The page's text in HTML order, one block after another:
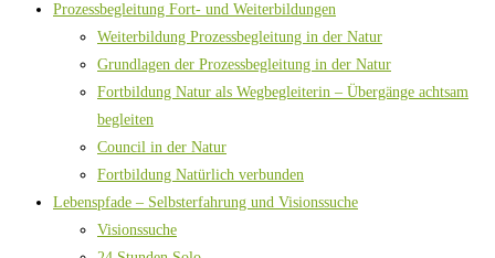
Prozessbegleitung Fort- und Weiterbildungen
Weiterbildung Prozessbegleitung in der Natur
Grundlagen der Prozessbegleitung in der Natur
Fortbildung Natur als Wegbegleiterin – Übergänge achtsam
begleiten
Council in der Natur
Fortbildung Natürlich verbunden
Lebenspfade – Selbsterfahrung und Visionssuche
Visionssuche